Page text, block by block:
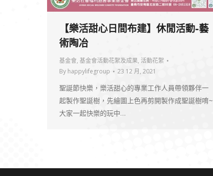
【樂活甜心日間布建】休閒活動-藝
術陶冶
基金會, 基金會活動花絮及成果, 活動花絮
By happylifegroup 23 12 月, 2021
聖誕節快樂，樂活甜心的專業工作人員帶領夥伴一
起製作聖誕樹，先繪圖上色再剪開製作成聖誕樹唷~
大家一起快樂的玩中…